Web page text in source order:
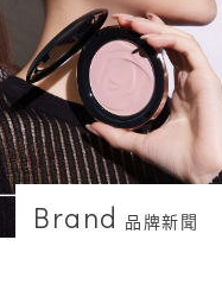
Brand 品牌新聞